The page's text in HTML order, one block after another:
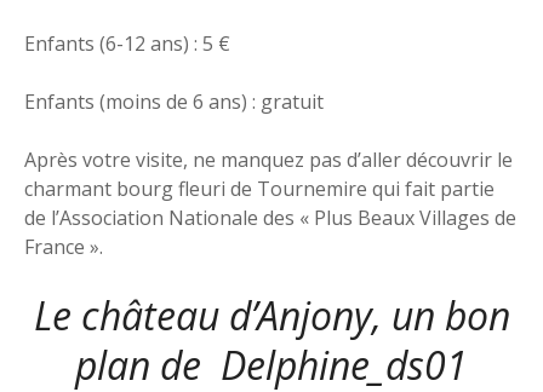
Enfants (6-12 ans) : 5 €
Enfants (moins de 6 ans) : gratuit
Après votre visite, ne manquez pas d’aller découvrir le
charmant bourg fleuri de Tournemire qui fait partie
de l’Association Nationale des « Plus Beaux Villages de
France ».
Le château d’Anjony, un bon
plan de Delphine_ds01